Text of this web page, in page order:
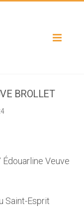
Toggle
BROLLET
Veuve
Saint-Esprit